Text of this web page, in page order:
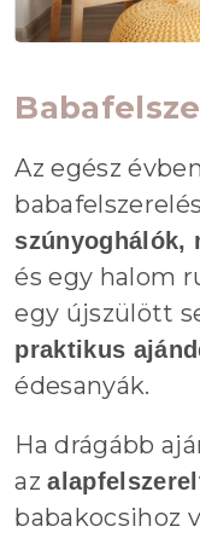
Az egész
szúnyoghálók,
és egy halom
egy újszülött
praktikus
édesanyák.
Ha drágább
az
babakocsihoz